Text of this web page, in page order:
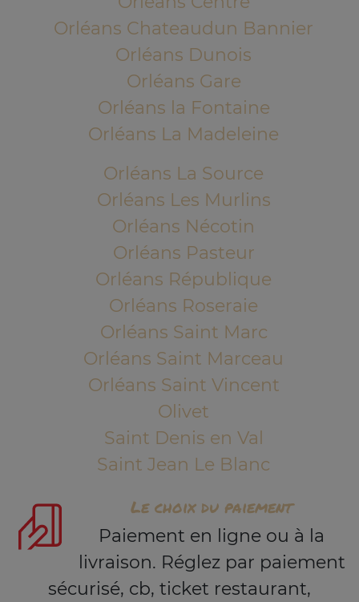
Orléans Chateaudun Bannier
Orléans Dunois
Orléans Gare
Orléans la Fontaine
Orléans La Madeleine
Orléans La Source
Orléans Les Murlins
Orléans Nécotin
Orléans Pasteur
Orléans République
Orléans Roseraie
Orléans Saint Marc
Orléans Saint Marceau
Orléans Saint Vincent
Olivet
Saint Denis en Val
Saint Jean Le Blanc
Le choix du paiement
Paiement en ligne ou à la
livraison. Réglez par paiement
sécurisé, cb, ticket restaurant,